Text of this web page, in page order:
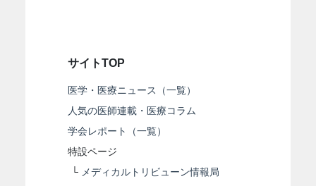
サイトTOP
医学・医療ニュース（一覧）
人気の医師連載・医療コラム
学会レポート（一覧）
特設ページ
└ メディカルトリビューン情報局